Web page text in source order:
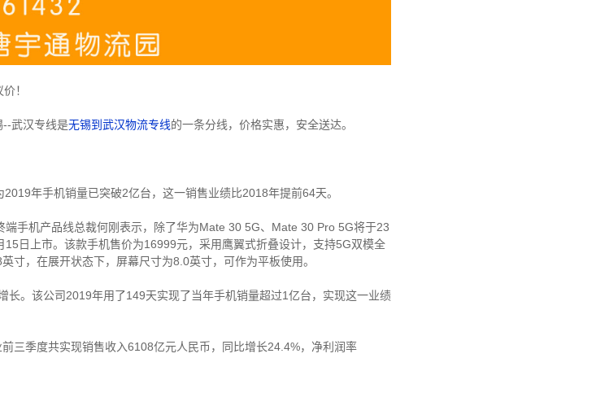
！
--武汉专线是无锡到武汉物流专线的一条分线，价格实惠，安全送达。
年手机销量已突破2亿台，这一销售业绩比2018年提前64天。
机产品线总裁何刚表示，除了华为Mate 30 5G、Mate 30 Pro 5G将于23
日上市。该款手机售价为16999元，采用鹰翼式折叠设计，支持5G双模全
寸，在展开状态下，屏幕尺寸为8.0英寸，可作为平板使用。
。该公司2019年用了149天实现了当年手机销量超过1亿台，实现这一业绩
季度共实现销售收入6108亿元人民币，同比增长24.4%，净利润率